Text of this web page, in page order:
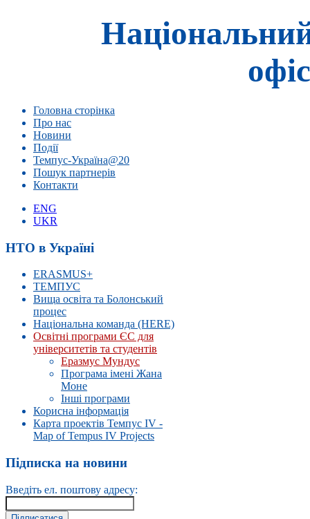
Головна сторінка
Про нас
Новини
Події
Темпус-Україна@20
Пошук партнерів
Контакти
ENG
UKR
НТО в Україні
ERASMUS+
ТЕМПУС
Вища освіта та Болонський
процес
Національна команда (HERE)
Освітні програми ЄС для
університетів та студентів
Еразмус Мундус
Програма імені Жана
Моне
Інші програми
Корисна інформація
Карта проектів Темпус IV -
Map of Tempus IV Projects
Підписка на новини
Введіть ел. поштову адресу: